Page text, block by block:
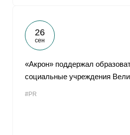
26
сен
«Акрон» поддержал
социальные учреждения
#PR